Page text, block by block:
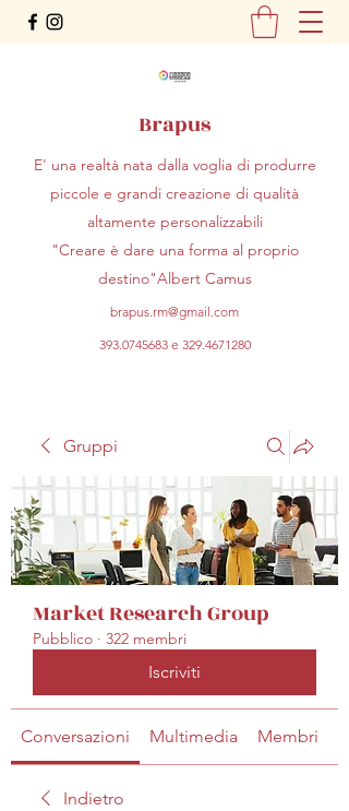
Brapus
E' una realtà nata dalla voglia di produrre
piccole e grandi creazione di qualità
altamente personalizzabili
"Creare è dare una forma al proprio
destino"Albert Camus
brapus.rm@gmail.com
393.0745683e 329.4671280
Gruppi
Market Research Group
Pubblico · 322 membri
Iscriviti
Conversazioni Multimedia Membri
Indietro